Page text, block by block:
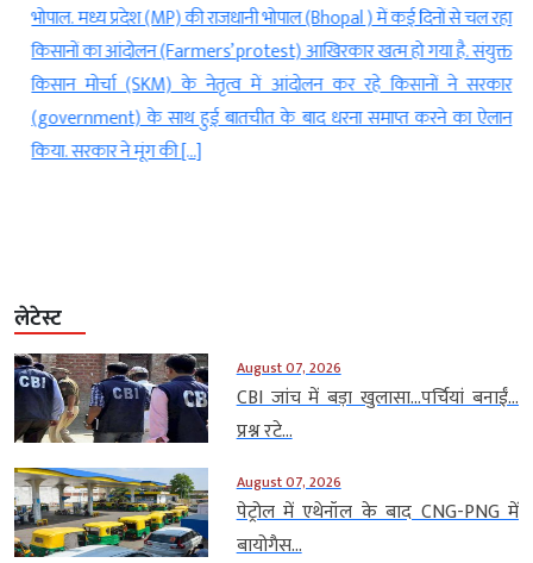
भोपाल. मध्य प्रदेश (MP) की राजधानी भोपाल (Bhopal ) में कई दिनों से चल रहा
किसानों का आंदोलन (Farmers’ protest) आखिरकार खत्म हो गया है. संयुक्त
किसान मोर्चा (SKM) के नेतृत्व में आंदोलन कर रहे किसानों ने सरकार
(government) के साथ हुई बातचीत के बाद धरना समाप्त करने का ऐलान
किया. सरकार ने मूंग की […]
लेटेस्ट
August 07, 2026
CBI जांच में बड़ा खुलासा…पर्चियां बनाईं…
प्रश्न रटे...
August 07, 2026
पेट्रोल में एथेनॉल के बाद CNG-PNG में
बायोगैस...